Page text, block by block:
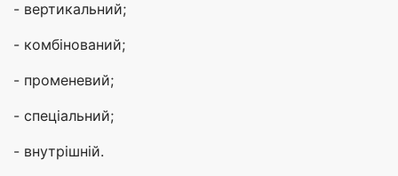
- вертикальний;
- комбінований;
- променевий;
- спеціальний;
- внутрішній.